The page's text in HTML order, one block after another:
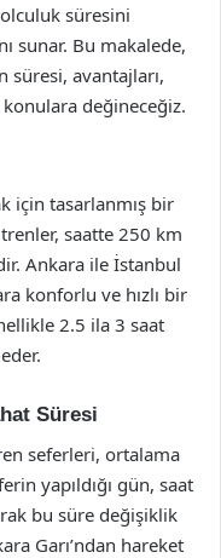
süresini
sunar. Bu makalede,
süresi, avantajları,
değineceğiz.
için tasarlanmış bir
trenler, saatte 250 km
Ankara ile İstanbul
konforlu ve hızlı bir
2.5 ila 3 saat
Süresi
seferleri, ortalama
yapıldığı gün, saat
bu süre değişiklik
Garı’ndan hareket